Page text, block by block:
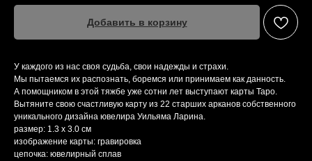
Добавить в корзину
У каждого из нас своя судьба, свои надежды и страхи.
Мы пытаемся их распознать, боремся или принимаем как данность.
А помощником в этой тяжбе уже сотни лет выступают карты Таро.
Вытяните свою счастливую карту из 22 старших арканов собственного
уникального дизайна ювелира Уильяма Ларина.
размер: 1.3 х 3.0 см
изображение карты: гравировка
цепочка: ювелирный сплав